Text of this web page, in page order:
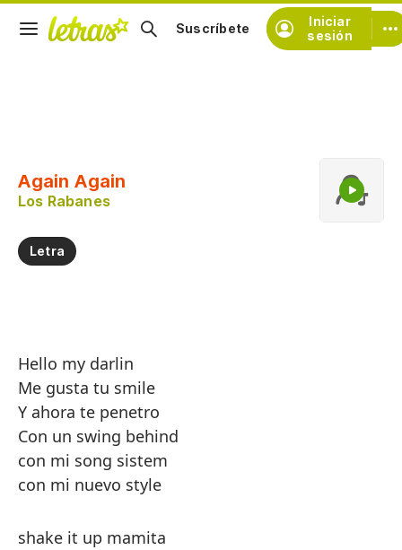
Iniciar
sesión
Suscríbete
Again Again
Los Rabanes
Letra
Hello my darlin
Me gusta tu smile
Y ahora te penetro
Con un swing behind
con mi song sistem
con mi nuevo style
shake it up mamita
Practicar la pronunciación de